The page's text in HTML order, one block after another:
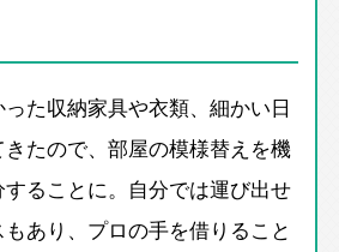
た収納家具や衣類、細かい日
たので、部屋の模様替えを機
ることに。自分では運び出せ
あり、プロの手を借りること